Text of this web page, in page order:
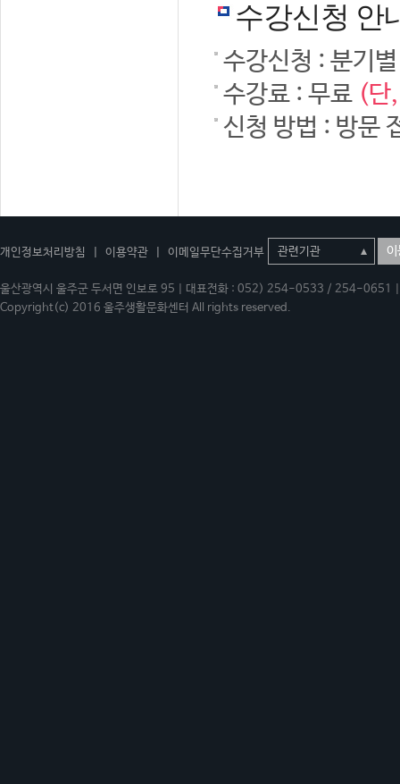
수강신청 안
수강신청 : 분기
수강료 : 무료 (단
신청 방법 : 방문
개인정보처리방침 이용약관 이메일무단수집거부 이
울산광역시 울주군 두서면 인보로 95 | 대표전화 : 052) 254-0533 / 254-
Copyright(c) 2016 울주생활문화센터 All rights reserved.